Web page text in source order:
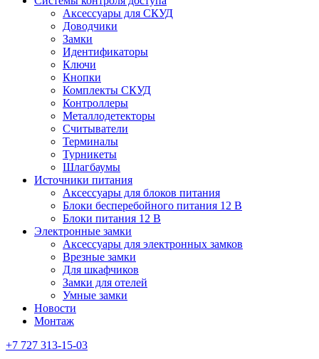
Аксессуары для СКУД
Доводчики
Замки
Идентификаторы
Ключи
Кнопки
Комплекты СКУД
Контроллеры
Металлодетекторы
Считыватели
Терминалы
Турникеты
Шлагбаумы
Источники питания
Аксессуары для блоков питания
Блоки бесперебойного питания 12 В
Блоки питания 12 В
Электронные замки
Аксессуары для электронных замков
Врезные замки
Для шкафчиков
Замки для отелей
Умные замки
Новости
Монтаж
+7 727 313-15-03